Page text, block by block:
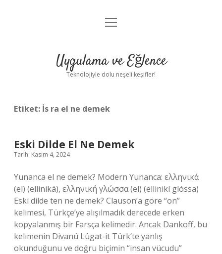
Anasayfa
Yasal Uyarı
menüyü
Uygulama ve Eğlence
Teknolojiyle dolu neşeli keşifler!
Etiket: İs ra el ne demek
Eski Dilde El Ne Demek
Tarih: Kasım 4, 2024
Yunanca el ne demek? Modern Yunanca: ελληνικά
(el) (elliniká), ελληνική γλώσσα (el) (ellinikí glóssa)
Eski dilde ten ne demek? Clauson’a göre “on”
kelimesi, Türkçe’ye alışılmadık derecede erken
kopyalanmış bir Farsça kelimedir. Ancak Dankoff, bu
kelimenin Divanü Lûgat-it Türk’te yanlış
okunduğunu ve doğru biçimin “insan vücudu”